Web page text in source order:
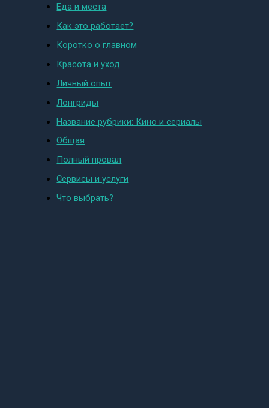
Еда и места
Как это работает?
Коротко о главном
Красота и уход
Личный опыт
Лонгриды
Название рубрики: Кино и сериалы
Общая
Полный провал
Сервисы и услуги
Что выбрать?